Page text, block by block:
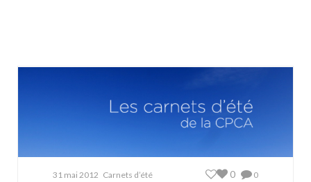
31 mai 2012 Carnets d’été 0
0